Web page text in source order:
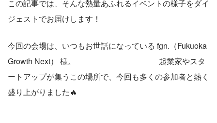
この記事では、そんな熱量あふれるイベントの様子をダイ
ジェストでお届けします！
今回の会場は、いつもお世話になっている fgn.（Fukuoka
Growth Next） 様。                                           起業家やスタ
ートアップが集うこの場所で、今回も多くの参加者と熱く
盛り上がりました🔥